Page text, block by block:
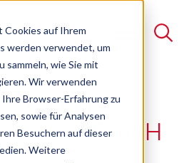
auf Ihrem
werden verwendet, um
sammeln, wie Sie mit
Wir verwenden
Browser-Erfahrung zu
sowie für Analysen
Besuchern auf dieser
Weitere
da das Suchfeld leer ist.
bei der
GmbH